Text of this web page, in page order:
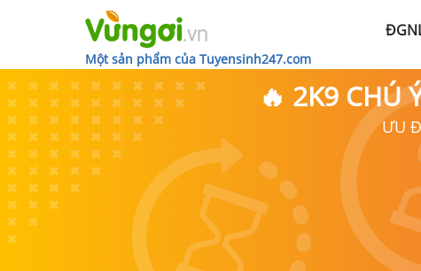
Một sản phẩm của Tuyensinh247.com
🔥 2K9 CHÚ
ƯU